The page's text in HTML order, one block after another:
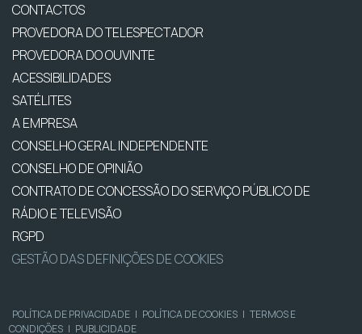
CONTACTOS
PROVEDORA DO TELESPECTADOR
PROVEDORA DO OUVINTE
ACESSIBILIDADES
SATÉLITES
A EMPRESA
CONSELHO GERAL INDEPENDENTE
CONSELHO DE OPINIÃO
CONTRATO DE CONCESSÃO DO SERVIÇO PÚBLICO DE
RÁDIO E TELEVISÃO
RGPD
GESTÃO DAS DEFINIÇÕES DE COOKIES
POLÍTICA DE PRIVACIDADE | POLÍTICA DE COOKIES | TERMOS E
CONDIÇÕES | PUBLICIDADE